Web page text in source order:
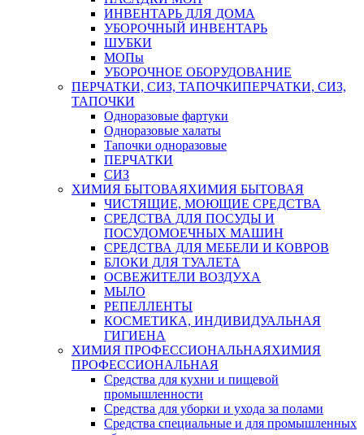
ИНВЕНТАРЬ ДЛЯ ДОМА
УБОРОЧНЫЙ ИНВЕНТАРЬ
ШУБКИ
МОПы
УБОРОЧНОЕ ОБОРУДОВАНИЕ
ПЕРЧАТКИ, СИЗ, ТАПОЧКИПЕРЧАТКИ, СИЗ,
ТАПОЧКИ
Одноразовые фартуки
Одноразовые халаты
Тапочки одноразовые
ПЕРЧАТКИ
СИЗ
ХИМИЯ БЫТОВАЯХИМИЯ БЫТОВАЯ
ЧИСТЯЩИЕ, МОЮЩИЕ СРЕДСТВА
СРЕДСТВА ДЛЯ ПОСУДЫ И
ПОСУДОМОЕЧНЫХ МАШИН
СРЕДСТВА ДЛЯ МЕБЕЛИ И КОВРОВ
БЛОКИ ДЛЯ ТУАЛЕТА
ОСВЕЖИТЕЛИ ВОЗДУХА
МЫЛО
РЕПЕЛЛЕНТЫ
КОСМЕТИКА, ИНДИВИДУАЛЬНАЯ
ГИГИЕНА
ХИМИЯ ПРОФЕССИОНАЛЬНАЯХИМИЯ
ПРОФЕССИОНАЛЬНАЯ
Средства для кухни и пищевой
промышленности
Средства для уборки и ухода за полами
Средства специальные и для промышленных